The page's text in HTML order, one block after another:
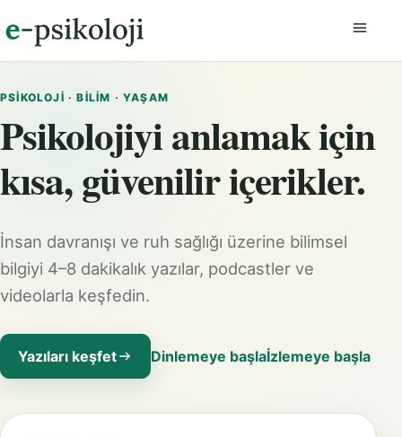
PSIKOLOJI · BILIM · YAŞAM
Psikolojiyi anlamak için
kısa, güvenilir içerikler.
İnsan davranışı ve ruh sağlığı üzerine bilimsel
bilgiyi 4–8 dakikalık yazılar, podcastler ve
videolarla keşfedin.
Yazıları keşfet Dinlemeye başlaİzlemeye başla